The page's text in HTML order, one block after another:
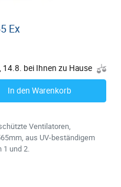
Ex
14.8. bei Ihnen zu Hause
In den Warenkorb
Ventilatoren,
aus UV-beständigem
1 und 2.